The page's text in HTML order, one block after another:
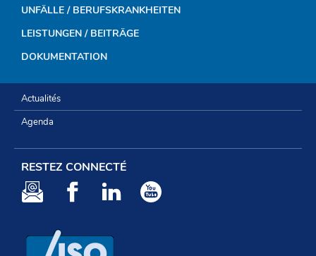
UNFÄLLE / BERUFSKRANKHEITEN
LEISTUNGEN / BEITRÄGE
DOKUMENTATION
Actualités
Agenda
RESTEZ CONNECTÉ
NewsletterFacebookLinkedIn